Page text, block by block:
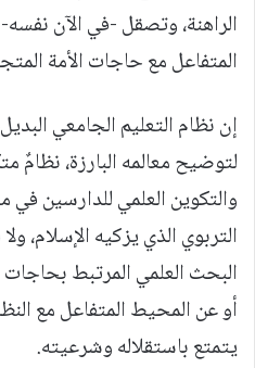
الراهنة، وتصقل -في الآن
المتفاعل مع حاجات الأمة
إن نظام التعليم الجامعي
لتوضيح معالمه البارزة، نظامٌ
والتكوين العلمي للدارسين
التربوي الذي يزكيه الإسلام،
البحث العلمي المرتبط بحاجات
أو عن المحيط المتفاعل مع
يتمتع باستقلاله وشرعيته.